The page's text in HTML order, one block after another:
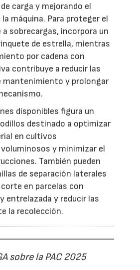
carga y mejorando el
máquina. Para proteger el
sobrecargas, incorpora un
de estrella, mientras
por cadena con
contribuye a reducir las
mantenimiento y prolongar
disponibles figura un
destinado a optimizar
en cultivos
y minimizar el
También pueden
de separación laterales
en parcelas con
entrelazada y reducir las
la recolección.
sobre la PAC 2025